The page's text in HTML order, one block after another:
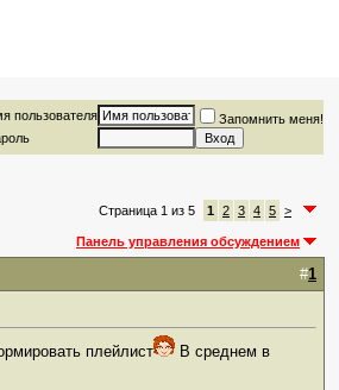
пользователя
Запомнить меня!
Страница 1 из 5 1 2 3 4 5 >
Панель управления обсуждением
#1
плейлист
В среднем в